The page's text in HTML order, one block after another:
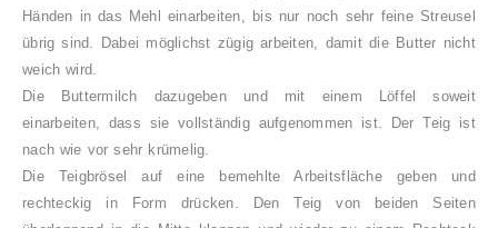
Händen in das Mehl einarbeiten, bis nur noch sehr feine Streusel
übrig sind. Dabei möglichst zügig arbeiten, damit die Butter nicht
weich wird.
Die Buttermilch dazugeben und mit einem Löffel soweit
einarbeiten, dass sie vollständig aufgenommen ist. Der Teig ist
nach wie vor sehr krümelig.
Die Teigbrösel auf eine bemehlte Arbeitsfläche geben und
rechteckig in Form drücken. Den Teig von beiden Seiten